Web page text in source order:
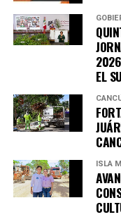
Recibe
Únete al
Quinto
en tu
Unirme
EL
ISLA